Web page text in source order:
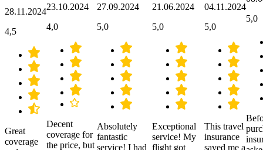
28.11.2024
4,5
Great
coverage
23.10.2024
4,0
Decent
coverage for
the price, but
27.09.2024
5,0
Absolutely
fantastic
service! I had
21.06.2024
5,0
Exceptional
service! My
flight got
04.11.2024
5,0
This travel
insurance
saved me a
5,0